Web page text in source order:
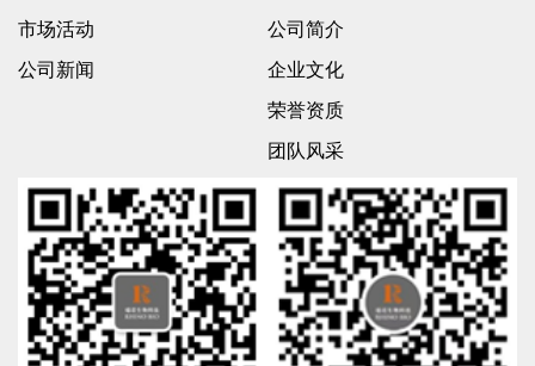
市场活动
公司新闻
公司简介
企业文化
荣誉资质
团队风采